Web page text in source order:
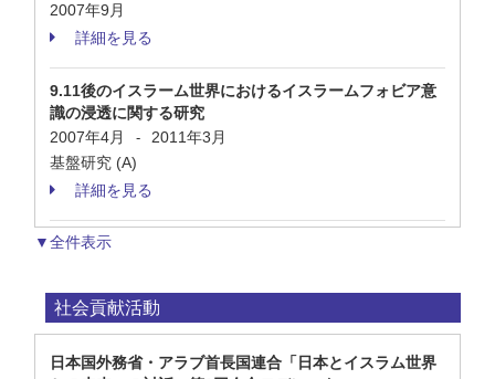
2007年9月
詳細を見る
9.11後のイスラーム世界におけるイスラームフォビア意
識の浸透に関する研究
2007年4月
-
2011年3月
基盤研究 (A)
詳細を見る
▼全件表示
社会貢献活動
日本国外務省・アラブ首長国連合「日本とイスラム世界